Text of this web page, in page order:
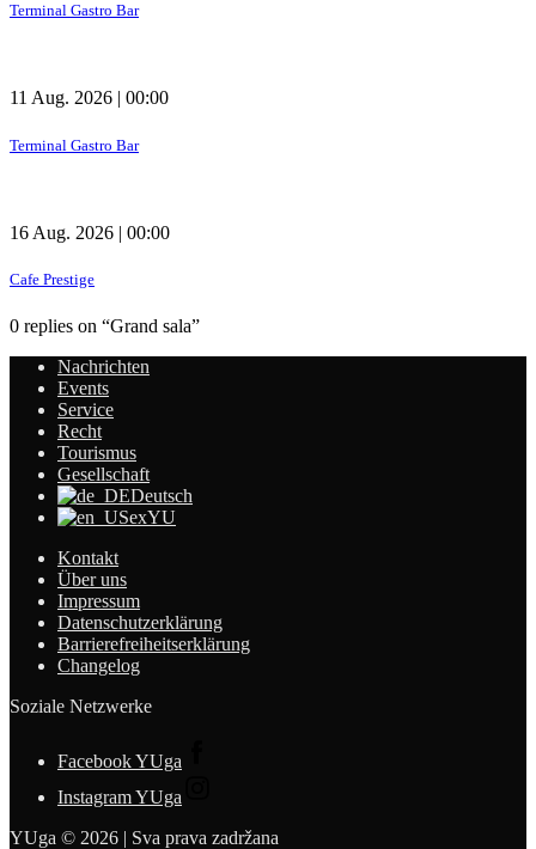
Terminal Gastro Bar
11 Aug. 2026 | 00:00
Terminal Gastro Bar
16 Aug. 2026 | 00:00
Cafe Prestige
0 replies on “Grand sala”
Nachrichten
Events
Service
Recht
Tourismus
Gesellschaft
Deutsch
exYU
Kontakt
Über uns
Impressum
Datenschutzerklärung
Barrierefreiheitserklärung
Changelog
Soziale Netzwerke
Facebook YUga
Instagram YUga
YUga © 2026 | Sva prava zadržana